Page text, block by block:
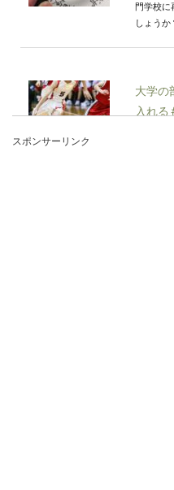
門学校に
しょうか
大学の
入れる
スポンサーリンク